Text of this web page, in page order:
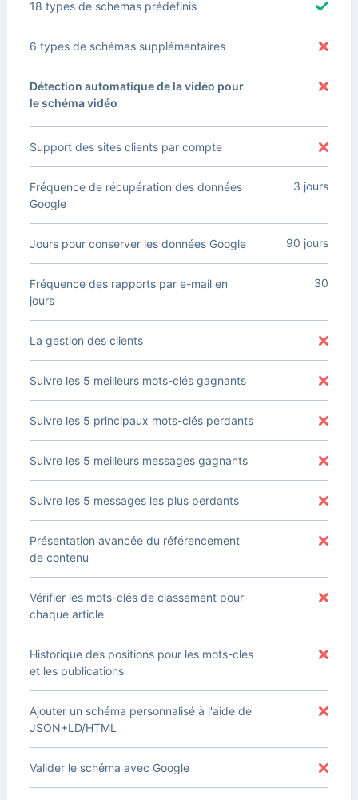
18 types de schémas prédéfinis
6 types de schémas supplémentaires
Détection automatique de la vidéo pour
le schéma vidéo
Support des sites clients par compte
Fréquence de récupération des données
Google
3 jours
Jours pour conserver les données Google 90 jours
Fréquence des rapports par e-mail en
jours
30
La gestion des clients
Suivre les 5 meilleurs mots-clés gagnants
Suivre les 5 principaux mots-clés perdants
Suivre les 5 meilleurs messages gagnants
Suivre les 5 messages les plus perdants
Présentation avancée du référencement
de contenu
Vérifier les mots-clés de classement pour
chaque article
Historique des positions pour les mots-clés
et les publications
Ajouter un schéma personnalisé à l'aide de
JSON+LD/HTML
Valider le schéma avec Google